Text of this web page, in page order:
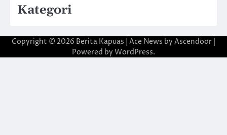
Kategori
Copyright © 2026 Berita Kapuas | Ace News by Ascendoor
Powered by WordPress.